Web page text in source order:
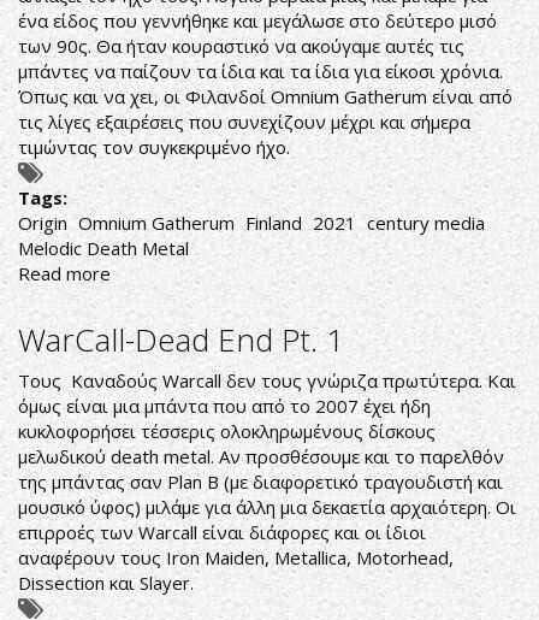
ένα είδος που γεννήθηκε και μεγάλωσε στο δεύτερο μισό
των 90ς. Θα ήταν κουραστικό να ακούγαμε αυτές τις
μπάντες να παίζουν τα ίδια και τα ίδια για είκοσι χρόνια.
Όπως και να χει, οι Φιλανδοί Omnium Gatherum είναι από
τις λίγες εξαιρέσεις που συνεχίζουν μέχρι και σήμερα
τιμώντας τον συγκεκριμένο ήχο.
Tags:
Origin Omnium Gatherum Finland 2021
century media
Melodic Death Metal
Read moreabout
Omnium
Gatherum-
Origin
WarCall-Dead End Pt. 1
Τους Καναδούς Warcall δεν τους γνώριζα πρωτύτερα. Και
όμως είναι μια μπάντα που από το 2007 έχει ήδη
κυκλοφορήσει τέσσερις ολοκληρωμένους δίσκους
μελωδικού death metal. Αν προσθέσουμε και το παρελθόν
της μπάντας σαν Plan B (με διαφορετικό τραγουδιστή και
μουσικό ύφος) μιλάμε για άλλη μια δεκαετία αρχαιότερη. Οι
επιρροές των Warcall είναι διάφορες και οι ίδιοι
αναφέρουν τους Iron Maiden, Metallica, Motorhead,
Dissection και Slayer.